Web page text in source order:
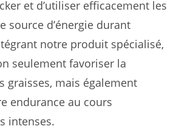
et d’utiliser efficacement les
source d’énergie durant
notre produit spécialisé,
seulement favoriser la
graisses, mais également
endurance au cours
intenses.